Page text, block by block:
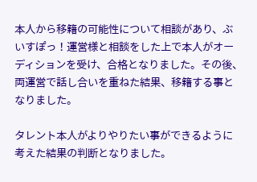
本人から移籍の可能性について相談があり、ぶ
いすぽっ！運営様と相談をした上で本人がオー
ディションを受け、合格となりました。その後、
両運営で話し合いを重ねた結果、移籍する事と
なりました。
タレント本人がよりやりたい事ができるように
考えた結果の判断となりました。